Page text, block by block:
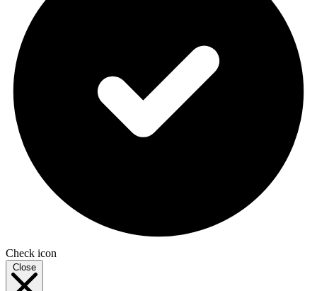
Check icon
Close